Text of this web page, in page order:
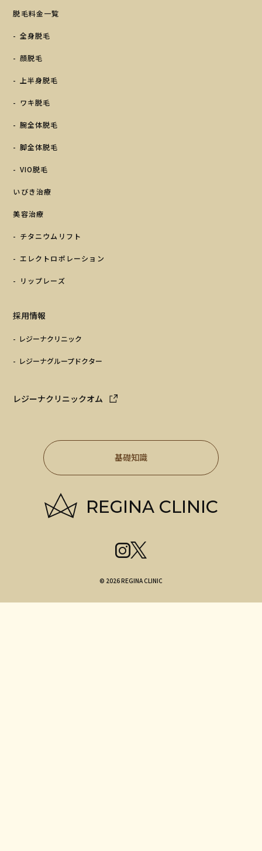
脱毛料金一覧
全身脱毛
顔脱毛
上半身脱毛
ワキ脱毛
腕全体脱毛
脚全体脱毛
VIO脱毛
いびき治療
美容治療
チタニウムリフト
エレクトロポレーション
リップレーズ
採用情報
レジーナクリニック
レジーナグループドクター
レジーナクリニックオム
基礎知識
© 2026 REGINA CLINIC